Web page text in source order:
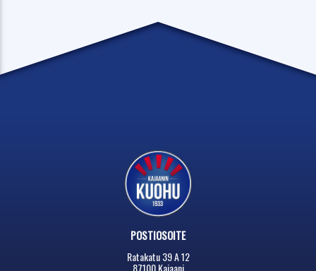
POSTIOSOITE
Ratakatu 39 A 12
87100 Kajaani